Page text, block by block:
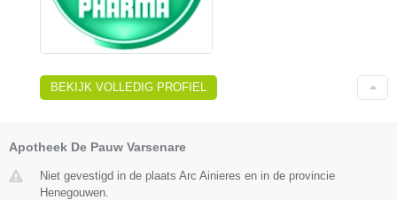
BEKIJK VOLLEDIG PROFIEL
Apotheek De Pauw Varsenare
Niet gevestigd in de plaats Arc Ainieres en in de provincie
Henegouwen.